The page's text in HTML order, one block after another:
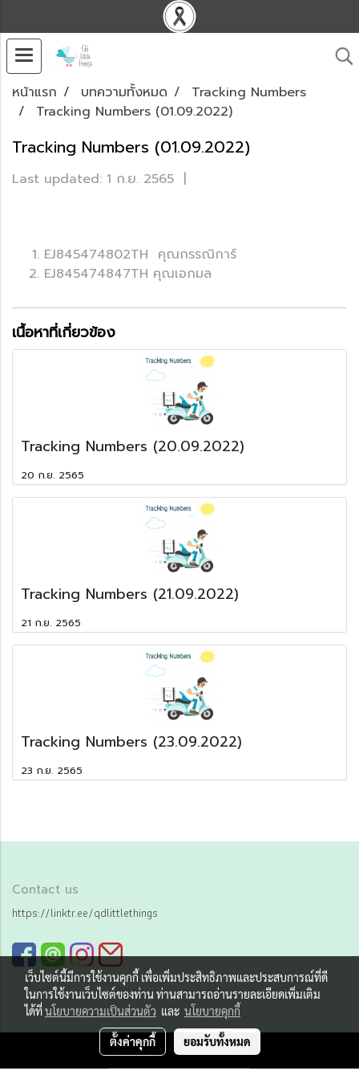
หน้าแรก บทความทั้งหมด
Tracking Numbers
Tracking Numbers (01.09.2022)
Tracking Numbers (01.09.2022)
Last updated: 1 ก.ย. 2565 |
EJ845474802TH คุณกรรณิการ์
EJ845474847TH คุณเอกมล
เนื้อหาที่เกี่ยวข้อง
Tracking Numbers (20.09.2022)
20 ก.ย. 2565
Tracking Numbers (21.09.2022)
21 ก.ย. 2565
Tracking Numbers (23.09.2022)
23 ก.ย. 2565
Contact us
https://linktr.ee/qdlittlethings
Copy right by Qd little things
เว็บไซต์นี้มีการใช้งานคุกกี้ เพื่อเพิ่มประสิทธิภาพและประสบการณ์ที่ดี
ในการใช้งานเว็บไซต์ของท่าน ท่านสามารถอ่านรายละเอียดเพิ่มเติม
ได้ที่นโยบายความเป็นส่วนตัว และ นโยบายคุกกี้
ตั้งค่าคุกกี้ ยอมรับทั้งหมด